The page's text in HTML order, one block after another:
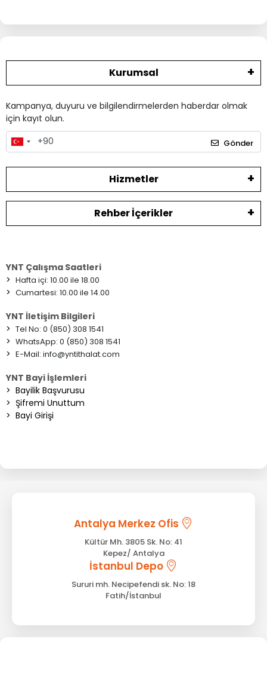
Kurumsal
Kampanya, duyuru ve bilgilendirmelerden haberdar olmak
için kayıt olun.
Gönder
Hizmetler
Rehber İçerikler
YNT Çalışma Saatleri
> Hafta içi: 10.00 ile 18.00
> Cumartesi: 10.00 ile 14.00
YNT İletişim Bilgileri
> Tel No: 0 (850) 308 1541
> WhatsApp: 0 (850) 308 1541
> E-Mail: info@yntithalat.com
YNT Bayi İşlemleri
> Bayilik Başvurusu
> Şifremi Unuttum
> Bayi Girişi
Antalya Merkez Ofis
Kültür Mh. 3805 Sk. No: 41
Kepez/ Antalya
İstanbul Depo
Sururi mh. Necipefendi sk. No: 18
Fatih/İstanbul